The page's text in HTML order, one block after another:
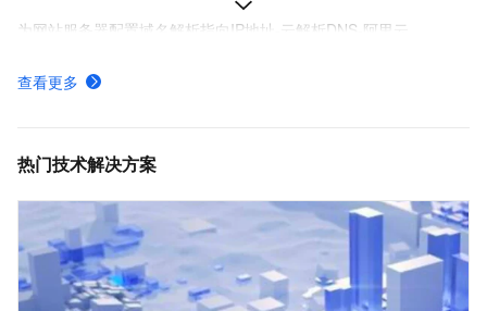
为网站服务器配置域名解析指向IP地址-云解析DNS-阿里云
域名解析服务无中断迁移流程-云解析DNS-阿里云
公网权威域名解析管理-公网权威解析-云解析DNS-阿里云
查看更多
热门技术解决方案